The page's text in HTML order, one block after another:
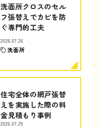
洗面所クロスのセル
フ張替えでカビを防
ぐ専門的工夫
2026.07.26
洗面所
住宅全体の網戸張替
えを実施した際の料
金見積もり事例
2026.07.25